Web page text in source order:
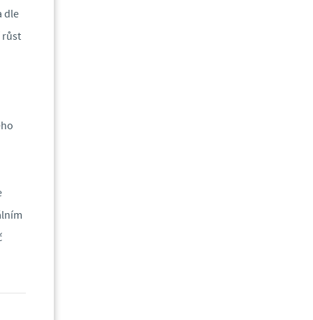
dle
růst